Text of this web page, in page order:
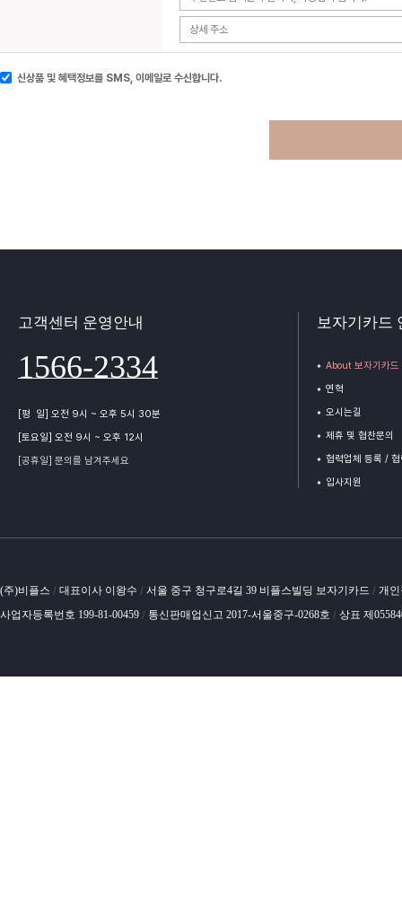
신상품 및 혜택정보를 SMS, 이메일로 수신합니다.
고객센터 운영안내
1566-2334
[평 일] 오전 9시 ~ 오후 5시 30분
[토요일] 오전 9시 ~ 오후 12시
[공휴일] 문의를 남겨주세요
보자기카드
About 보자기카드
연혁
오시는길
제휴 및 협찬문의
협력업체 등록 /
입사지원
(주)비플스 / 대표이사 이왕수 / 서울 중구 청구로4길 39 비플스빌딩 보자기카드 / 개
사업자등록번호 199-81-00459 / 통신판매업신고 2017-서울중구-0268호 / 상표 제